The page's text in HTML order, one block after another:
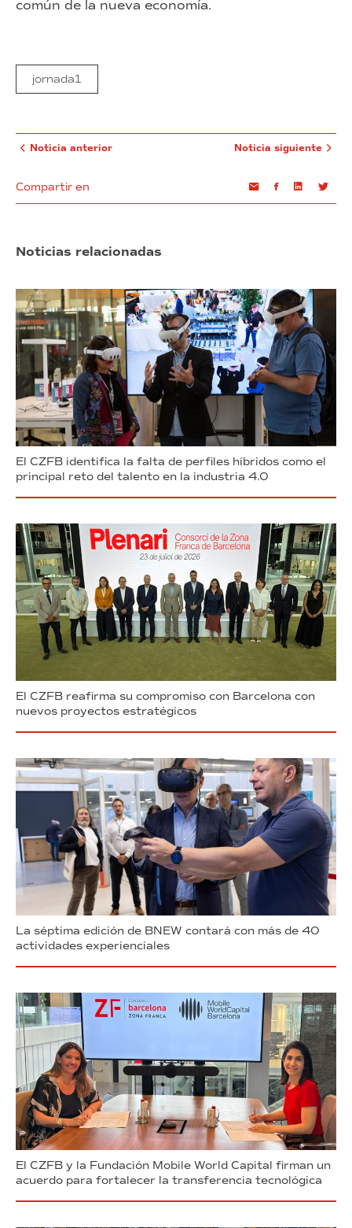
común de la nueva economía.
jornada1
Noticia anterior
Compartir en EmailFacebookLinkedin
Noticia siguiente
Noticias relacionadas
El CZFB identifica la falta de perfiles híbridos como el
principal reto del talento en la industria 4.0
El CZFB reafirma su compromiso con Barcelona con
nuevos proyectos estratégicos
La séptima edición de BNEW contará con más de 40
actividades experienciales
El CZFB y la Fundación Mobile World Capital firman un
acuerdo para fortalecer la transferencia tecnológica